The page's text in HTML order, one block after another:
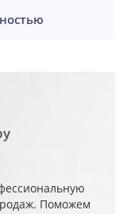
Дизайн,
простых форм и
стиле
чистый,
цвета,
Поможем